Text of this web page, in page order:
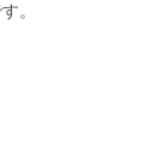
。